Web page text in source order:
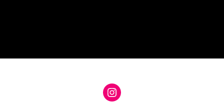
Instagram